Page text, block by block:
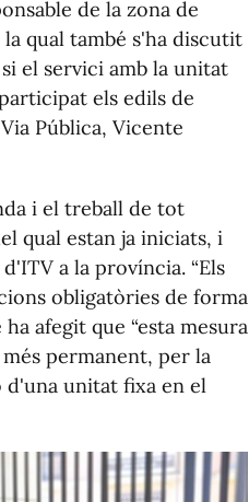
de la zona de
qual també s'ha discutit
el servici amb la unitat
els edils de
Pública, Vicente
i el treball de tot
qual estan ja iniciats, i
a la província. “Els
obligatòries de forma
afegit que “esta mesura
permanent, per la
d'una unitat fixa en el